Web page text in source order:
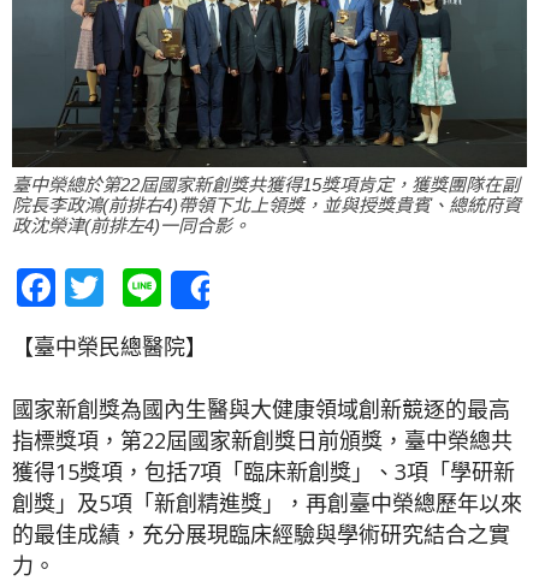
臺中榮總於第22屆國家新創獎共獲得15獎項肯定，獲獎團隊在副
院長李政鴻(前排右4)帶領下北上領獎，並與授獎貴賓、總統府資
政沈榮津(前排左4)一同合影。
Facebook
Twitter
Line
【臺中榮民總醫院】
國家新創獎為國內生醫與大健康領域創新競逐的最高
指標獎項，第22屆國家新創獎日前頒獎，臺中榮總共
獲得15獎項，包括7項「臨床新創獎」、3項「學研新
創獎」及5項「新創精進獎」，再創臺中榮總歷年以來
的最佳成績，充分展現臨床經驗與學術研究結合之實
力。